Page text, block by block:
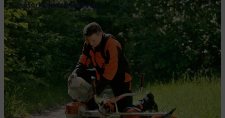
A motoros kasza tankolása